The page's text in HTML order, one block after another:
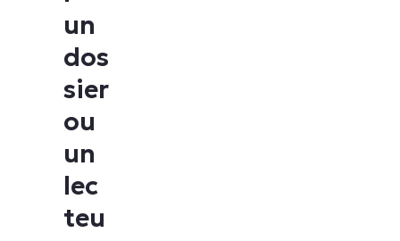
un
dos
sier
ou
un
lec
teu